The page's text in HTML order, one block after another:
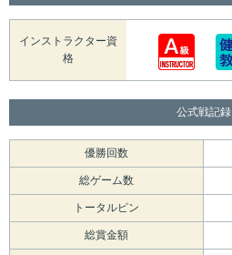
インストラクター資
格
公式戦記録
優勝回数
総ゲーム数
トータルピン
総賞金額